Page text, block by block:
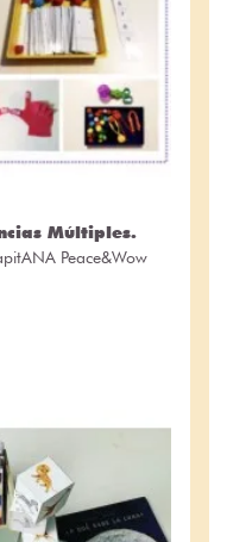
Múltiples.
Peace&Wow